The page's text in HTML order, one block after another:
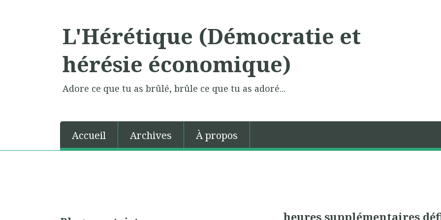
L'Hérétique (Démocratie et
hérésie économique)
Adore ce que tu as brûlé, brûle ce que tu as adoré...
Accueil Archives À propos
heures supplémentaires